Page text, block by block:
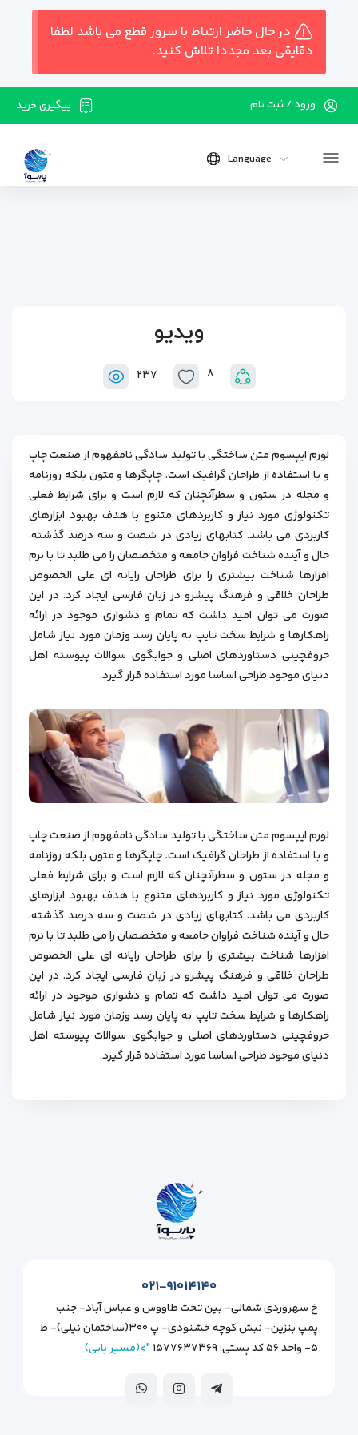
در حال حاضر ارتباط با سرور قطع می باشد لطفا
دقایقی بعد مجددا تلاش کنید.
پیگیری خرید ورود / ثبت نام
Language
ویدیو
۸ ۲۳۷
لورم ایپسوم متن ساختگی با تولید سادگی نامفهوم از صنعت چاپ
و با استفاده از طراحان گرافیک است. چاپگرها و متون بلکه روزنامه
و مجله در ستون و سطرآنچنان که لازم است و برای شرایط فعلی
تکنولوژی مورد نیاز و کاربردهای متنوع با هدف بهبود ابزارهای
کاربردی می باشد. کتابهای زیادی در شصت و سه درصد گذشته،
حال و آینده شناخت فراوان جامعه و متخصصان را می طلبد تا با نرم
افزارها شناخت بیشتری را برای طراحان رایانه ای علی الخصوص
طراحان خلاقی و فرهنگ پیشرو در زبان فارسی ایجاد کرد. در این
صورت می توان امید داشت که تمام و دشواری موجود در ارائه
راهکارها و شرایط سخت تایپ به پایان رسد وزمان مورد نیاز شامل
حروفچینی دستاوردهای اصلی و جوابگوی سوالات پیوسته اهل
دنیای موجود طراحی اساسا مورد استفاده قرار گیرد.
لورم ایپسوم متن ساختگی با تولید سادگی نامفهوم از صنعت چاپ
و با استفاده از طراحان گرافیک است. چاپگرها و متون بلکه روزنامه
و مجله در ستون و سطرآنچنان که لازم است و برای شرایط فعلی
تکنولوژی مورد نیاز و کاربردهای متنوع با هدف بهبود ابزارهای
کاربردی می باشد. کتابهای زیادی در شصت و سه درصد گذشته،
حال و آینده شناخت فراوان جامعه و متخصصان را می طلبد تا با نرم
افزارها شناخت بیشتری را برای طراحان رایانه ای علی الخصوص
طراحان خلاقی و فرهنگ پیشرو در زبان فارسی ایجاد کرد. در این
صورت می توان امید داشت که تمام و دشواری موجود در ارائه
راهکارها و شرایط سخت تایپ به پایان رسد وزمان مورد نیاز شامل
حروفچینی دستاوردهای اصلی و جوابگوی سوالات پیوسته اهل
دنیای موجود طراحی اساسا مورد استفاده قرار گیرد.
۰۲۱-۹۱۰۱۴۱۴۰
خ سهروردی شمالی- بین تخت طاووس و عباس آباد- جنب
پمپ بنزین- نبش کوچه خشنودی- پ ۳۰۰(ساختمان نیلی)- ط
۵- واحد ۵۶ کد پستی: ۱۵۷۷۶۳۷۳۶۹
">(مسیر یابی)